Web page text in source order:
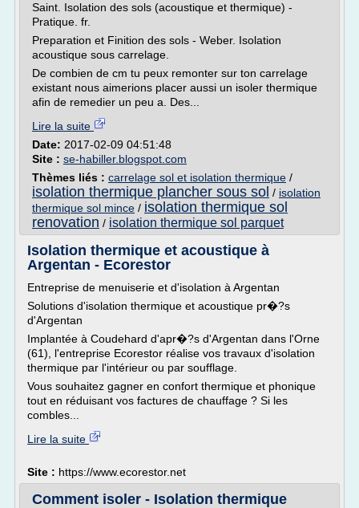
Saint. Isolation des sols (acoustique et thermique) -
Pratique. fr.
Preparation et Finition des sols - Weber. Isolation
acoustique sous carrelage.
De combien de cm tu peux remonter sur ton carrelage
existant nous aimerions placer aussi un isoler thermique
afin de remedier un peu a. Des...
Lire la suite
Date: 2017-02-09 04:51:48
Site : se-habiller.blogspot.com
Thèmes liés : carrelage sol et isolation thermique /
isolation thermique plancher sous sol / isolation
thermique sol mince / isolation thermique sol
renovation / isolation thermique sol parquet
Isolation thermique et acoustique à
Argentan - Ecorestor
Entreprise de menuiserie et d'isolation à Argentan
Solutions d'isolation thermique et acoustique pr�?s
d'Argentan
Implantée à Coudehard d'apr�?s d'Argentan dans l'Orne
(61), l'entreprise Ecorestor réalise vos travaux d'isolation
thermique par l'intérieur ou par soufflage.
Vous souhaitez gagner en confort thermique et phonique
tout en réduisant vos factures de chauffage ? Si les
combles...
Lire la suite
Site : https://www.ecorestor.net
Comment isoler - Isolation thermique